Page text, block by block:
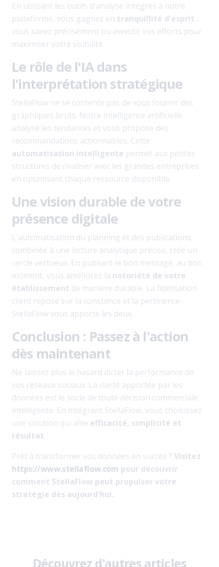
En utilisant les outils d'analyse intégrés à notre
plateforme, vous gagnez en tranquillité d'esprit :
vous savez précisément où investir vos efforts pour
maximiser votre visibilité.
Le rôle de l'IA dans
l'interprétation stratégique
StellaFlow ne se contente pas de vous fournir des
graphiques bruts. Notre intelligence artificielle
analyse les tendances et vous propose des
recommandations actionnables. Cette
automatisation intelligente permet aux petites
structures de rivaliser avec les grandes entreprises
en optimisant chaque ressource disponible.
Une vision durable de votre
présence digitale
L'automatisation du planning et des publications,
combinée à une lecture analytique précise, crée un
cercle vertueux. En publiant le bon message, au bon
moment, vous améliorez la notoriété de votre
établissement de manière durable. La fidélisation
client repose sur la constance et la pertinence :
StellaFlow vous apporte les deux.
Conclusion : Passez à l'action
dès maintenant
Ne laissez plus le hasard dicter la performance de
vos réseaux sociaux. La clarté apportée par les
données est le socle de toute décision commerciale
intelligente. En intégrant StellaFlow, vous choisissez
une solution qui allie efficacité, simplicité et
résultat.
Prêt à transformer vos données en succès ? Visitez
https://www.stellaflow.com pour découvrir
comment StellaFlow peut propulser votre
stratégie dès aujourd'hui.
Découvrez d'autres articles